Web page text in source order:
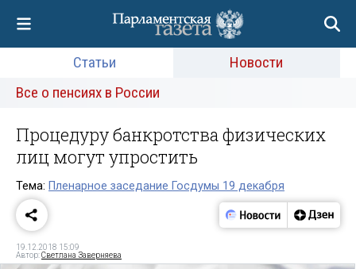
Статьи
Новости
Все о пенсиях в России
Процедуру банкротства физических
лиц могут упростить
Тема: Пленарное заседание Госдумы 19 декабря
19.12.2018 15:09
Автор:Светлана Заверняева